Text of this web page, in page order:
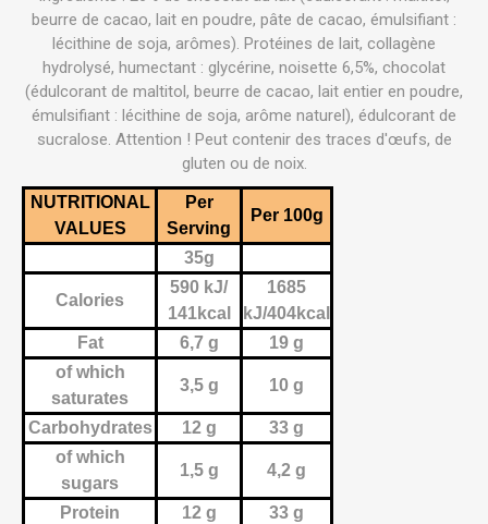
beurre de cacao, lait en poudre, pâte de cacao, émulsifiant :
lécithine de soja, arômes). Protéines de lait, collagène
hydrolysé, humectant : glycérine, noisette 6,5%, chocolat
(édulcorant de maltitol, beurre de cacao, lait entier en poudre,
émulsifiant : lécithine de soja, arôme naturel), édulcorant de
sucralose. Attention ! Peut contenir des traces d'œufs, de
gluten ou de noix.
NUTRITIONAL
VALUES
Per
Serving
Per 100g
35g
Calories
590 kJ/
141kcal
1685
kJ/404kcal
Fat
6,7 g
19 g
of which
saturates
3,5 g 10 g
Carbohydrates 12 g
33 g
of which
sugars
1,5 g 4,2 g
Protein 12 g
33 g